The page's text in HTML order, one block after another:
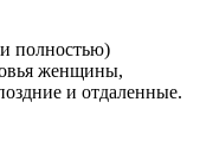
полностью)
женщины,
и отдаленные.